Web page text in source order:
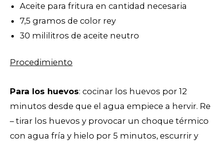
Aceite para fritura en cantidad necesaria
7,5 gramos de color rey
30 mililitros de aceite neutro
Procedimiento
Para los huevos: cocinar los huevos por 12
minutos desde que el agua empiece a hervir. Re
– tirar los huevos y provocar un choque térmico
con agua fría y hielo por 5 minutos, escurrir y